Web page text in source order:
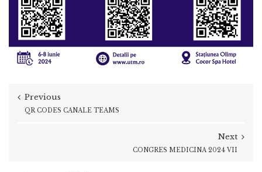
Previous
QR CODES CANALE TEAMS
Next
CONGRES MEDICINA 2024 VII